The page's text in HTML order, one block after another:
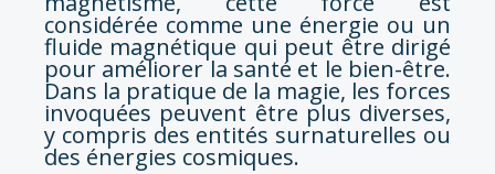
considérée comme une énergie ou un
fluide magnétique qui peut être dirigé
pour améliorer la santé et le bien-être.
Dans la pratique de la magie, les forces
invoquées peuvent être plus diverses,
y compris des entités surnaturelles ou
des énergies cosmiques.